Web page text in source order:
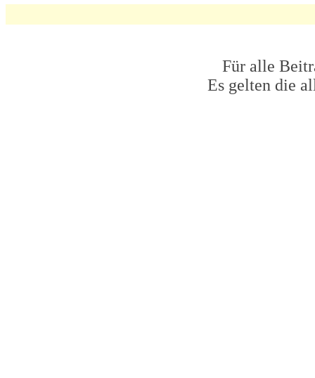
Für alle
Es gelten die